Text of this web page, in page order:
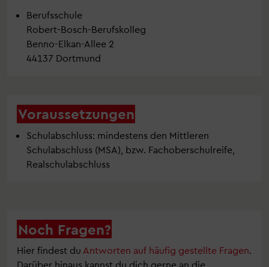
Berufsschule
Robert-Bosch-Berufskolleg
Benno-Elkan-Allee 2
44137 Dortmund
Voraussetzungen
Schulabschluss: mindestens den Mittleren
Schulabschluss (MSA), bzw. Fachoberschulreife,
Realschulabschluss
Noch Fragen?
Hier findest du Antworten auf häufig gestellte Fragen.
Darüber hinaus kannst du dich gerne an die